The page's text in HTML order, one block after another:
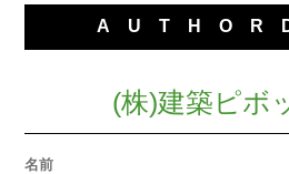
(株)建築ピボ
名前